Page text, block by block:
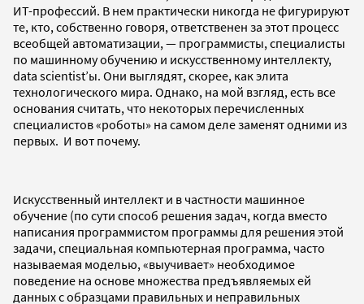
ИТ-профессий. В нем практически никогда не фигурируют
те, кто, собственно говоря, ответственен за этот процесс
всеобщей автоматизации, — программисты, специалисты
по машинному обучению и искусственному интеллекту,
data scientist’ы. Они выглядят, скорее, как элита
технологического мира. Однако, на мой взгляд, есть все
основания считать, что некоторых перечисленных
специалистов «роботы» на самом деле заменят одними из
первых. И вот почему.
Искусственный интеллект и в частности машинное
обучение (по сути способ решения задач, когда вместо
написания программистом программы для решения этой
задачи, специальная компьютерная программа, часто
называемая моделью, «выучивает» необходимое
поведение на основе множества предъявляемых ей
данных с образцами правильных и неправильных